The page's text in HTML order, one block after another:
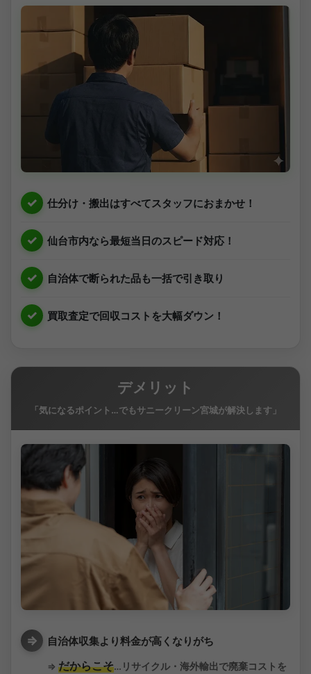
仕分け・搬出はすべてスタッフにおまかせ！
仙台市内なら最短当日のスピード対応！
自治体で断られた品も一括で引き取り
買取査定で回収コストを大幅ダウン！
デメリット
「気になるポイント…でもサニークリーン宮城が解決します」
自治体収集より料金が高くなりがち
⇒ だからこそ…リサイクル・海外輸出で廃棄コストを